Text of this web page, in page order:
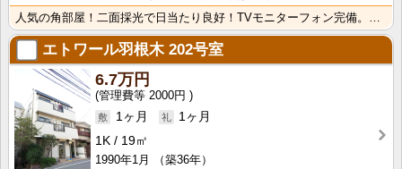
エトワール羽根木202号室
6.7万円
2000円
1ヶ月
1ヶ月
1K
19㎡
1990年1月
（築36年）